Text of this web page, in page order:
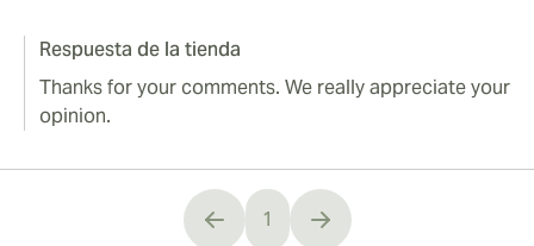
Respuesta de la tienda
Thanks for your comments. We really appreciate your
opinion.
You're currently reading page
1